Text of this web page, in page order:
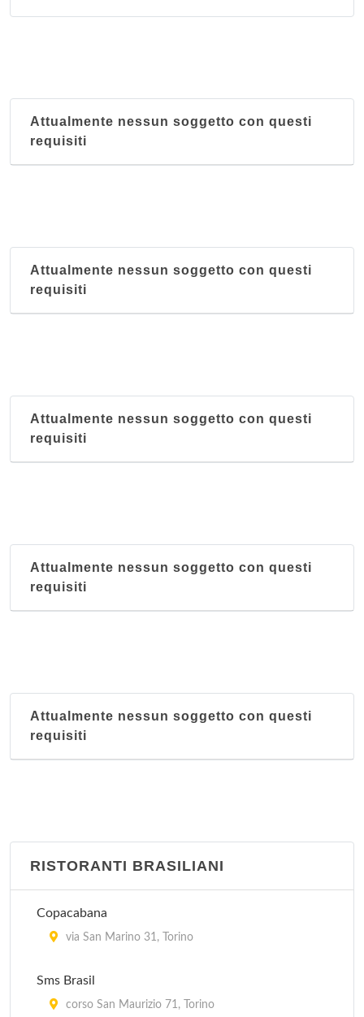
Attualmente nessun soggetto con questi
requisiti
Attualmente nessun soggetto con questi
requisiti
Attualmente nessun soggetto con questi
requisiti
Attualmente nessun soggetto con questi
requisiti
Attualmente nessun soggetto con questi
requisiti
RISTORANTI BRASILIANI
Copacabana
via San Marino 31, Torino
Sms Brasil
corso San Maurizio 71, Torino